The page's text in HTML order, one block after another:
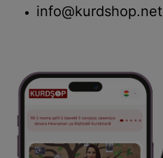
info@kurdshop.net